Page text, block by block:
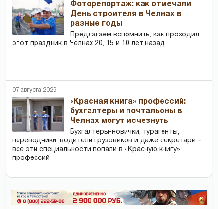
Фоторепортаж: как отмечали
День строителя в Челнах в
разные годы
Предлагаем вспомнить, как проходил
этот праздник в Челнах 20, 15 и 10 лет назад
07 августа 2026
«Красная книга» профессий:
бухгалтеры и почтальоны в
Челнах могут исчезнуть
Бухгалтеры-новички, тур­агенты,
переводчики, водители грузовиков и даже секретари –
все эти специальности попали в «Красную книгу»
профессий